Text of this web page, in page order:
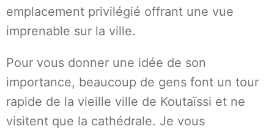
emplacement privilégié offrant une vue
imprenable sur la ville.
Pour vous donner une idée de son
importance, beaucoup de gens font un tour
rapide de la vieille ville de Koutaïssi et ne
visitent que la cathédrale. Je vous